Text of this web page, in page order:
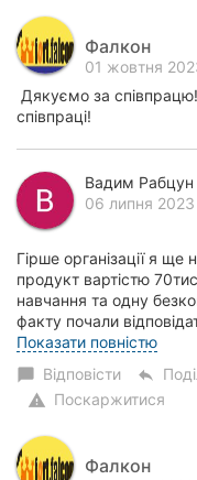
Черкаси
Чернівці
Суми
Франківськ
Луцьк
Ужгород
Карпати
Фалкон
01 жовтня
Дякуємо за співпрацю!
співпраці!
Вадим Рабцун
06 липня 2023
Гірше організації я
продукт вартістю
навчання та одну
факту почали
потрібно було щоб ми
Показати повністю
chat_bubble Відповісти reply
warning Поскаржитися
Фалкон